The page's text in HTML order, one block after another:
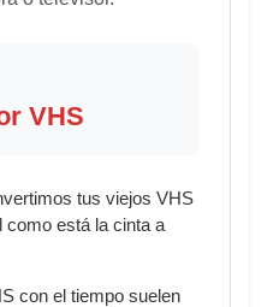
VHS
tus viejos VHS
como está la cinta a
con el tiempo suelen